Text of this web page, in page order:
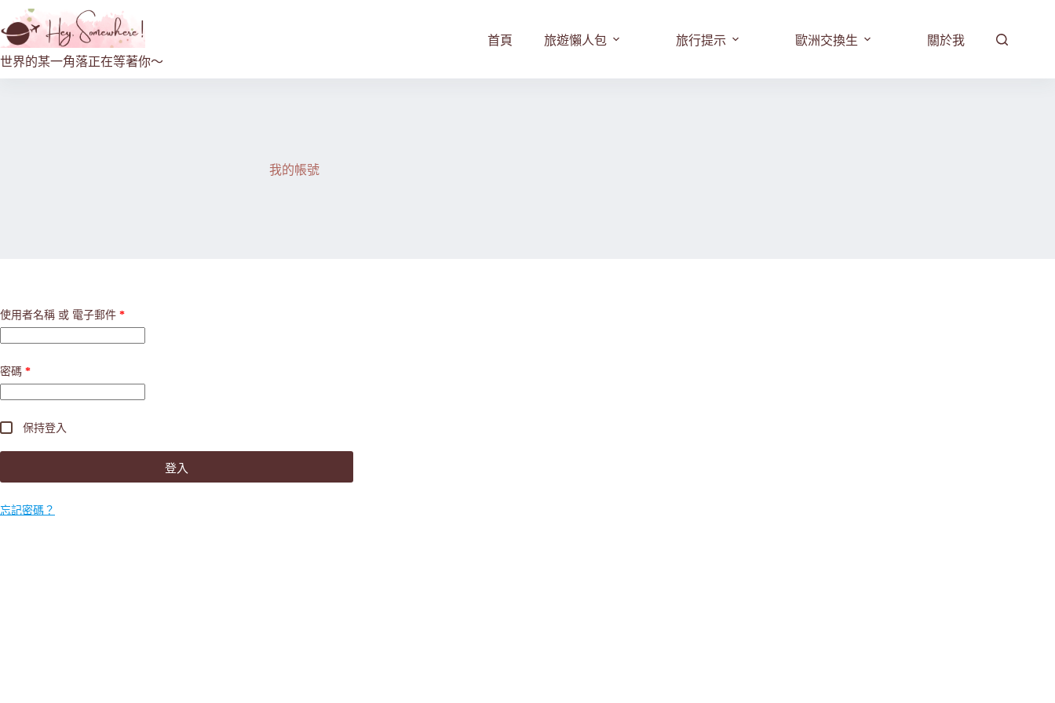
世界的某一角落正在等著你～
首頁 旅遊懶人包 旅行提示 歐洲交換生 關於我
我的帳號
使用者名稱 或 電子郵件 *
密碼 *
保持登入
登入
忘記密碼？